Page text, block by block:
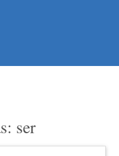
ser